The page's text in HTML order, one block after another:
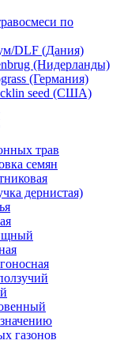
по
DLF (Дания)
(Нидерланды)
(Германия)
seed (США)
трав
семян
дернистая)
газонов